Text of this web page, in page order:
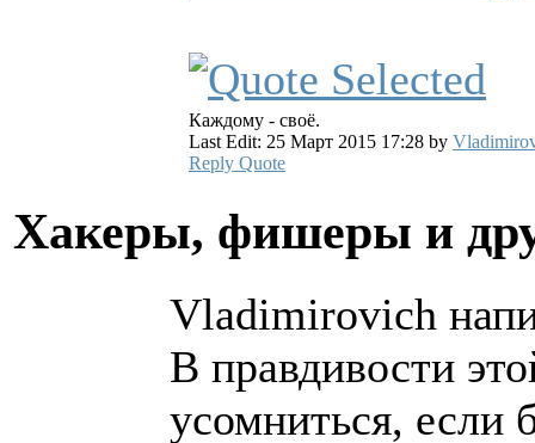
Каждому - своё.
Last Edit: 25 Март 2015 17:28 by
Reply Quote
Хакеры, фишеры и
Vladimirovich
В правдивости
усомниться, если